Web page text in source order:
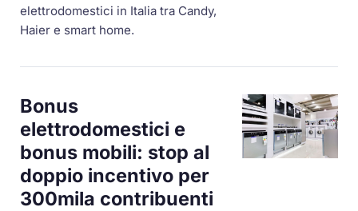
elettrodomestici in Italia tra Candy,
Haier e smart home.
Bonus
elettrodomestici e
bonus mobili: stop al
doppio incentivo per
300mila contribuenti